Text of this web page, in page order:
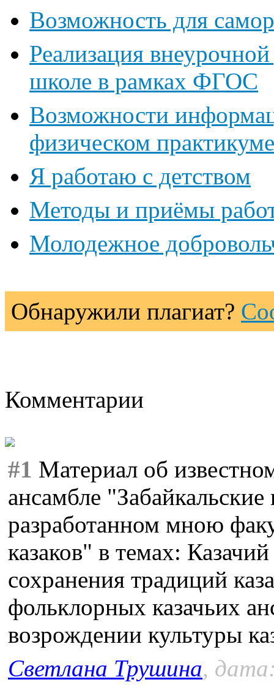
Возможность для
Реализация
школе в рамках ФГОС
Возможности
физическом
Я работаю с детством
Методы и приёмы
Молодежное
Обнаружили плагиат?
Комментарии
#1 Материал об
ансамбле
разработанном мною
казаков" в темах:
сохранения традиций
фольклорных казачьих
возрождении культуры
Светлана Трушина,